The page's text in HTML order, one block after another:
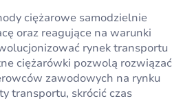
ciężarowe samodzielnie
oraz reagujące na warunki
rynek transportu
ciężarówki pozwolą rozwiązać
zawodowych na rynku
transportu, skrócić czas